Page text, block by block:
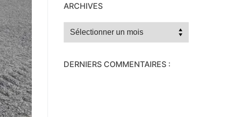
ARCHIVES
Archives
DERNIERS COMMENTAIRES :